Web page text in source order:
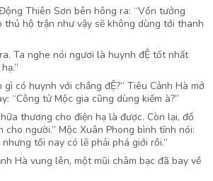
Thiên Sơn bên hông ra: “Vốn tưởng
thủ hộ trận như vậy sẽ không dùng tới thanh
Ta nghe nói ngươi là huynh đỆ tốt nhất
có huynh với chẳng đỆ?” Tiêu Cảnh Hà mở
“Công tử Mộc gia cũng dùng kiếm à?”
thương cho điện hạ là được. Còn lại, đồ
cho người.” Mộc Xuân Phong bình tĩnh nói:
tối nay có lẽ phải phá giới rồi.”
Hà vung lên, một mũi châm bạc đã bay về